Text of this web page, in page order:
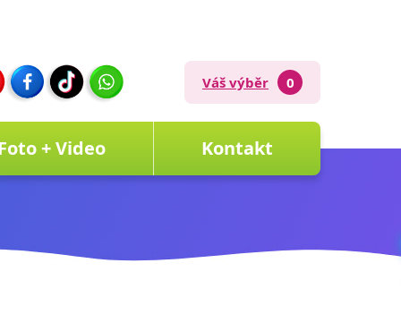
Váš výběr 0
+ Video Kontakt